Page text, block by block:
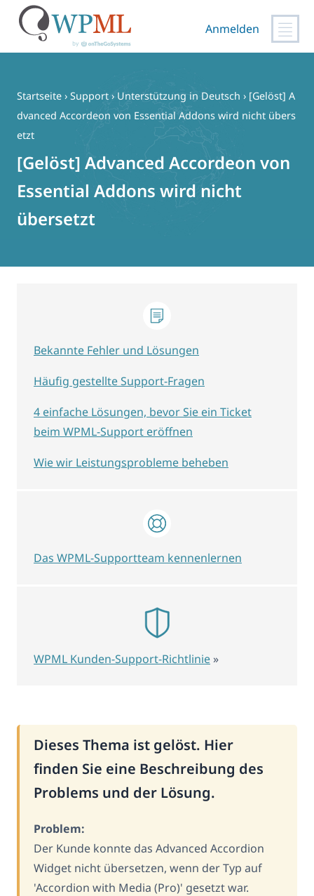
springen
Anmelden
Startseite › Support › Unterstützung in Deutsch › [Gelöst] A
dvanced Accordeon von Essential Addons wird nicht übers
etzt
[Gelöst] Advanced Accordeon von
Essential Addons wird nicht
übersetzt
Dieses Thema ist gelöst. Hier
finden Sie eine Beschreibung des
Problems und der Lösung.
Problem:
Der Kunde konnte das Advanced Accordion
Widget nicht übersetzen, wenn der Typ auf
'Accordion with Media (Pro)' gesetzt war.
Bekannte Fehler und Lösungen
Häufig gestellte Support-Fragen
4 einfache Lösungen, bevor Sie ein Ticket
beim WPML-Support eröffnen
Wie wir Leistungsprobleme beheben
Das WPML-Supportteam kennenlernen
WPML Kunden-Support-Richtlinie »